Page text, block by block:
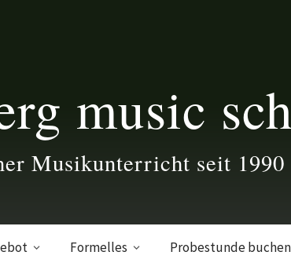
music
Musikunterricht seit 1990
Formelles Probestunde buchen